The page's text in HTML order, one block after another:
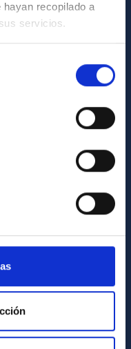
recopilado a
servicios.